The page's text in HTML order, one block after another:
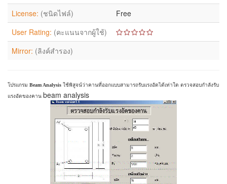
License: (ชนิดไฟล์)
Free
User Rating: (คะแนนจากผู้ใช้)
Mirror: (ลิงค์สำรอง)
โปรแกรม Beam Analysis ใช้พิสูจน์ว่าคานที่ออกแบบสามารถรับแรงอัดได้เท่าใด ตรวจสอบกำลังรับ
แรงอัดของคาน beam analysis